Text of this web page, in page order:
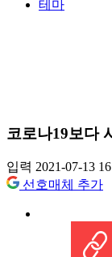
테마
코로나19보다
입력 2021-07-13
선호매체 추가